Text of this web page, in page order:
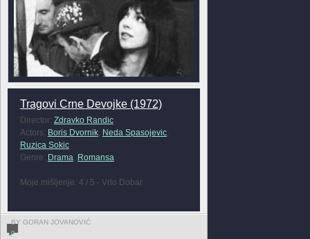
Tragovi Crne Devojke (1972)
Director: Zdravko Randic
Actors: Boris Dvornik, Neda Spasojevic,
Ruzica Sokic
Genre: Drama, Romansa
Moje mišljenje: 4 / 5 - Vrlo Dobar
BY GORAN JOVANOVIĆ
0